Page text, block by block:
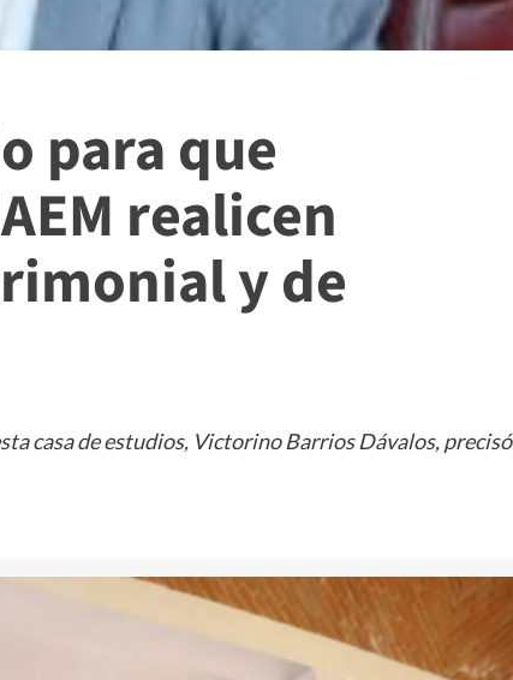
para que
realicen
y de
casa de estudios, Victorino Barrios Dávalos, precisó